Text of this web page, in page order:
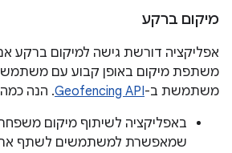
מיקום ברקע
אפליקציה דורשת גישה למיקום ברקע
משתפת מיקום באופן קבוע עם
משתמשת ב-Geofencing API. הנה
באפליקציה לשיתוף מיקום
שמאפשרת למשתמשים לשתף את